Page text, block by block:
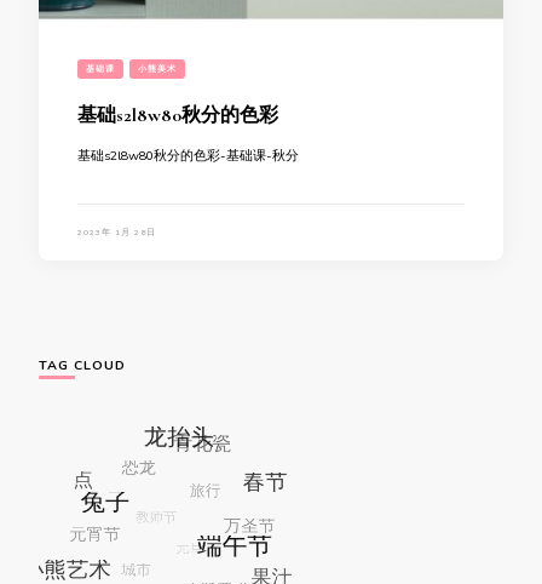
基础课 小熊美术
基础s2l8w80秋分的色彩
基础s2l8w80秋分的色彩-基础课-秋分
2023年 1月 28日
TAG CLOUD